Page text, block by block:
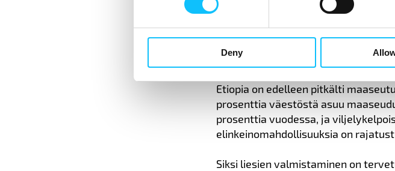
Deny
siemeniä, ja osa pääsee
Nuorille
Etiopia on edelleen pitkälti
prosenttia väestöstä asuu
prosenttia vuodessa, ja
elinkeinomahdollisuuksia on
Siksi liesien valmistaminen on